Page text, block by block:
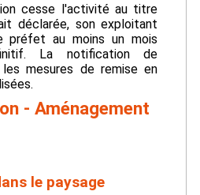
cesse l'activité au titre
déclarée, son exploitant
préfet au moins un mois
La notification de
mesures de remise en
- Aménagement
le paysage